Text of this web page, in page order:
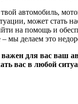
автомобиль,
может стать
на помощь и
– мы делаем это
для вас ваш
вас в любой